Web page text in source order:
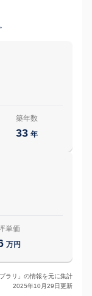
築年数
33 年
単価
万円
ラリ」の情報を元に集計
2025年10月29日更新